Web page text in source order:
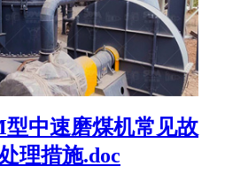
中速磨煤机常见故
理措施.doc